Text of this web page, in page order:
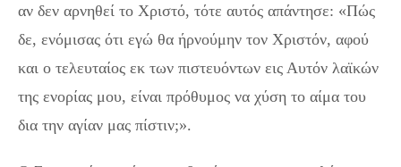
αν δεν αρνηθεί το Χριστό, τότε αυτός απάντησε: «Πώς
δε, ενόμισας ότι εγώ θα ήρνούμην τον Χριστόν, αφού
και ο τελευταίος εκ των πιστευόντων εις Αυτόν λαϊκών
της ενορίας μου, είναι πρόθυμος να χύση το αίμα του
δια την αγίαν μας πίστιν;».